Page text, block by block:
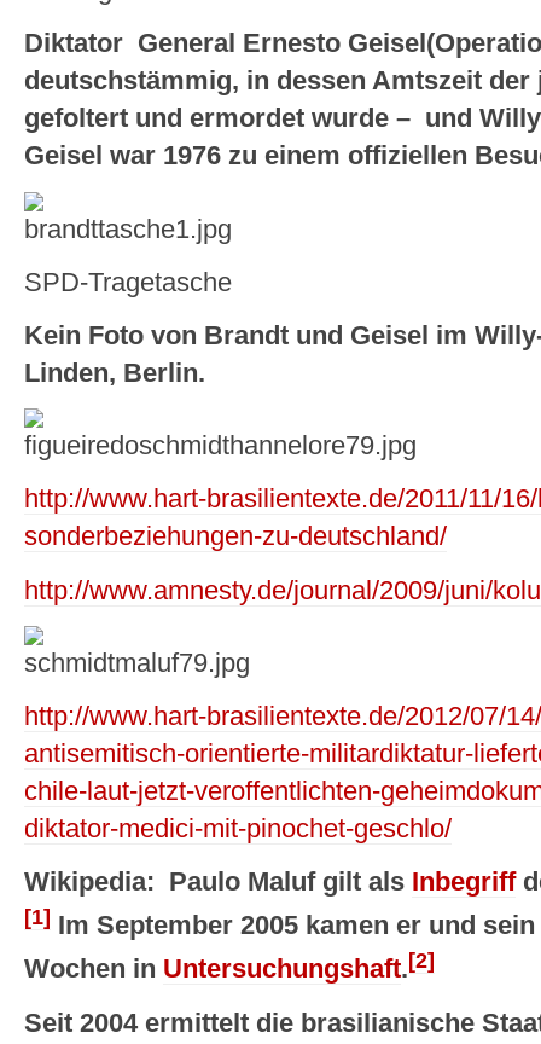
Diktator General Ernesto
deutschstämmig, in dessen Amtszeit
gefoltert und ermordet wurde – und
Geisel war 1976 zu einem offiziellen
SPD-Tragetasche
Kein Foto von Brandt und Geisel im
Linden, Berlin.
http://www.hart-brasilientexte.de/2011/11/
sonderbeziehungen-zu-deutschland/
http://www.amnesty.de/journal/2009/juni/
http://www.hart-brasilientexte.de/2012/07/
antisemitisch-orientierte-militardiktatur-
chile-laut-jetzt-veroffentlichten-
diktator-medici-mit-pinochet-geschlo/
Wikipedia: Paulo Maluf gilt als Inbegriff
[1] Im September 2005 kamen er und
Wochen in Untersuchungshaft. [2]
Seit 2004 ermittelt die brasilianische